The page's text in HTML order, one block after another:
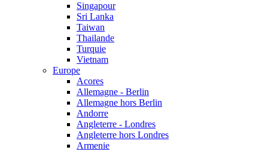
Singapour
Sri Lanka
Taiwan
Thailande
Turquie
Vietnam
Europe
Acores
Allemagne - Berlin
Allemagne hors Berlin
Andorre
Angleterre - Londres
Angleterre hors Londres
Armenie